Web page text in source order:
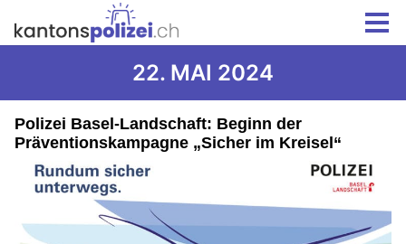
22. MAI 2024
Polizei Basel-Landschaft: Beginn der
Präventionskampagne „Sicher im Kreisel“